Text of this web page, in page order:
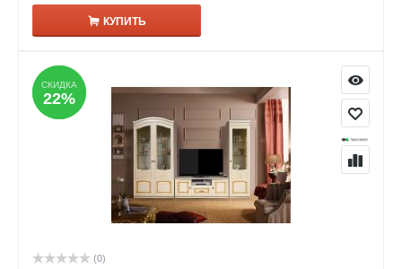
КУПИТЬ
СКИДКА
22%
СКИДКА
22%
(0)